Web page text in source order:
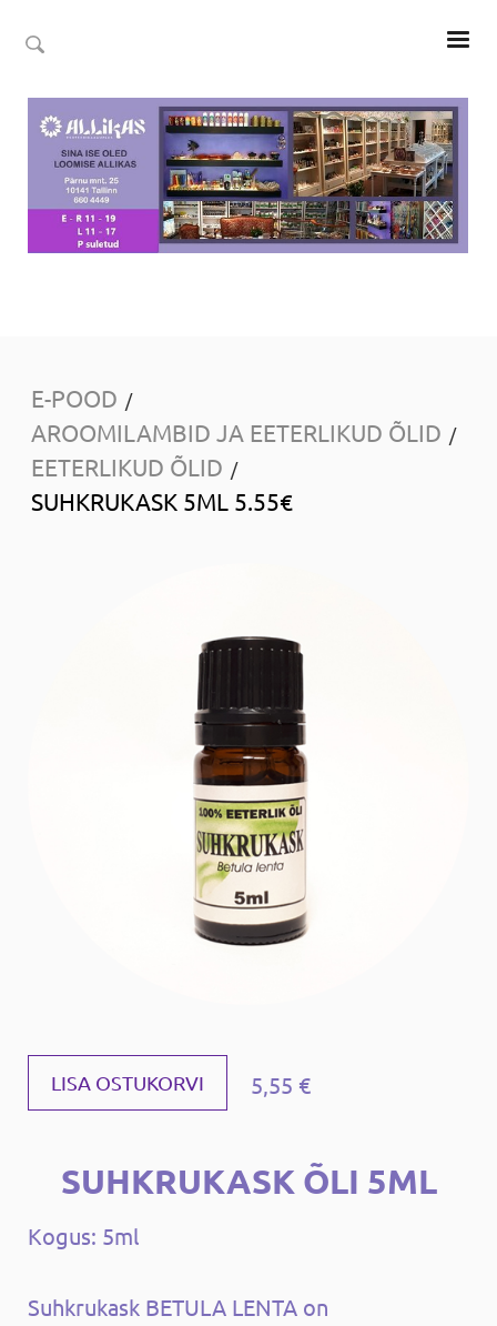
E-POOD /
AROOMILAMBID JA EETERLIKUD ÕLID /
EETERLIKUD ÕLID /
SUHKRUKASK 5ML 5.55€
LISA OSTUKORVI 5,55 €
SUHKRUKASK ÕLI 5ML
Kogus: 5ml
Suhkrukask BETULA LENTA on